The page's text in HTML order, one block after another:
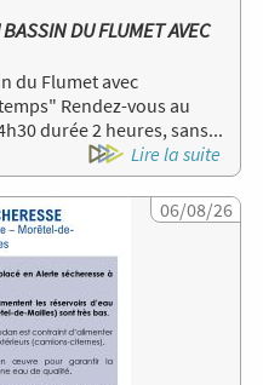
DU FLUMET AVEC
du Flumet avec
Rendez-vous au
durée 2 heures, sans...
Lire la suite
06/08/26